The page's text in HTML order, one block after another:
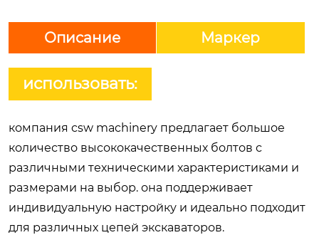
Описание Маркер
использовать:
компания csw machinery предлагает большое
количество высококачественных болтов с
различными техническими характеристиками и
размерами на выбор. она поддерживает
индивидуальную настройку и идеально подходит
для различных цепей экскаваторов.